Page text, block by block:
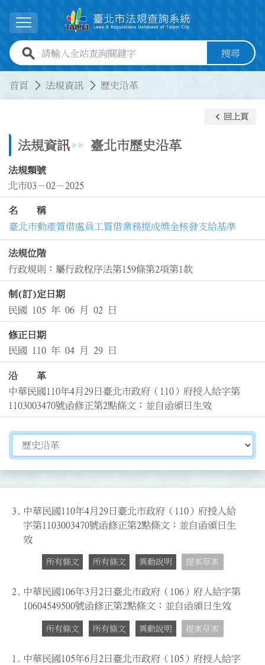
展開選單
全站查詢關鍵字欄位 搜尋
首頁 法規資訊 歷史沿革
法規資訊 臺北市歷史沿革
keyboard_arrow_left 回上頁
法規類號
北市03－02－2025
名 稱
臺北市動產質借處員工質借業務提成獎金核發支給基準
法規位階
行政規則：屬行政程序法第159條第2項第1款
制(訂)定日期
民國 105 年 06 月 02 日
修正日期
民國 110 年 04 月 29 日
沿 革
中華民國110年4月29日臺北市政府（110）府授人給字第
1103003470號函修正第2點條文；並自函頒日生效
切換選擇法規資訊內容
3.
中華民國110年4月29日臺北市政府（110）府授人給
字第1103003470號函修正第2點條文；並自函頒日生
效
所有條文 所有條文 異動說明 提案草案
2. 中華民國106年3月2日臺北市政府（106）府人給字第
10604549500號函修正第2點條文；並自函頒日生效
所有條文 所有條文 異動說明 提案草案
1.
中華民國105年6月2日臺北市政府（105）府授人給字